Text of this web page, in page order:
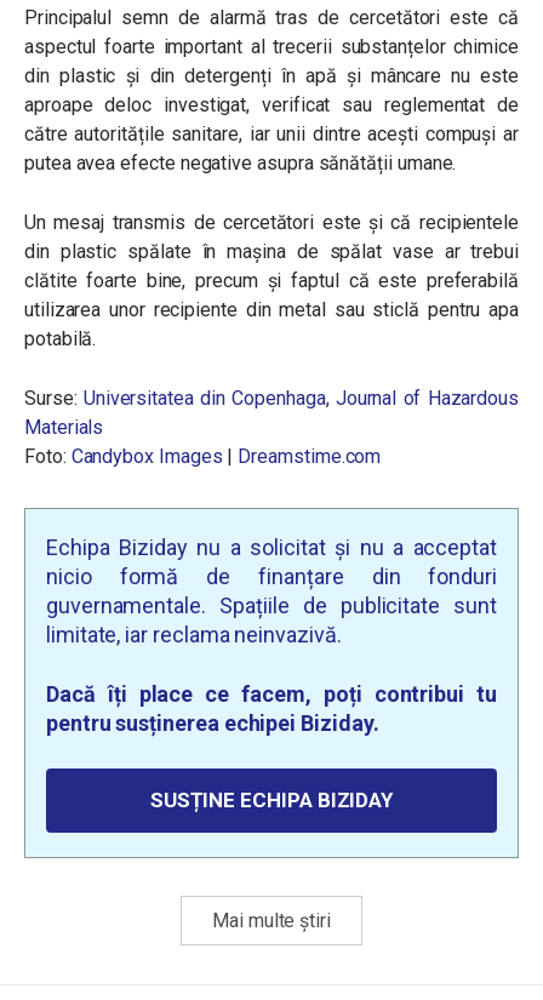
Principalul semn de alarmă tras de cercetători este că
aspectul foarte important al trecerii substanțelor chimice
din plastic și din detergenți în apă și mâncare nu este
aproape deloc investigat, verificat sau reglementat de
către autoritățile sanitare, iar unii dintre acești compuși ar
putea avea efecte negative asupra sănătății umane.
Un mesaj transmis de cercetători este și că recipientele
din plastic spălate în mașina de spălat vase ar trebui
clătite foarte bine, precum și faptul că este preferabilă
utilizarea unor recipiente din metal sau sticlă pentru apa
potabilă.
Surse: Universitatea din Copenhaga, Journal of Hazardous
Materials
Foto: Candybox Images | Dreamstime.com
Echipa Biziday nu a solicitat și nu a acceptat
nicio formă de finanțare din fonduri
guvernamentale. Spațiile de publicitate sunt
limitate, iar reclama neinvazivă.
Dacă îți place ce facem, poți contribui tu
pentru susținerea echipei Biziday.
SUSȚINE ECHIPA BIZIDAY
Mai multe știri